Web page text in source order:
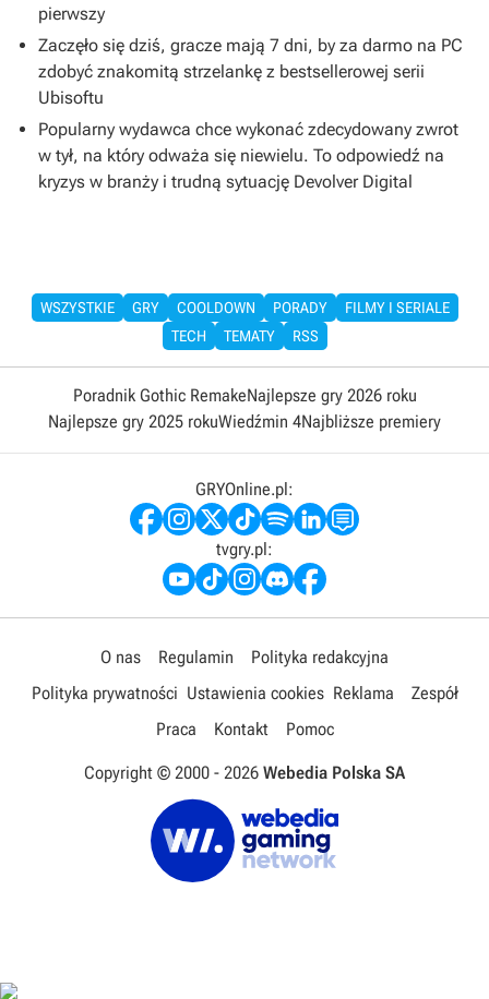
pierwszy
Zaczęło się dziś, gracze mają 7 dni, by za darmo na PC
zdobyć znakomitą strzelankę z bestsellerowej serii
Ubisoftu
Popularny wydawca chce wykonać zdecydowany zwrot
w tył, na który odważa się niewielu. To odpowiedź na
kryzys w branży i trudną sytuację Devolver Digital
WSZYSTKIE GRY COOLDOWN PORADY
FILMY I SERIALE
TECH
TEMATY RSS
Poradnik Gothic RemakeNajlepsze gry 2026 roku
Najlepsze gry 2025 rokuWiedźmin 4Najbliższe premiery
GRYOnline.pl:
tvgry.pl:
O nas Regulamin
Polityka redakcyjna
Polityka prywatności Ustawienia cookies Reklama
Zespół
Praca
Kontakt Pomoc
Copyright © 2000 - 2026 Webedia Polska SA